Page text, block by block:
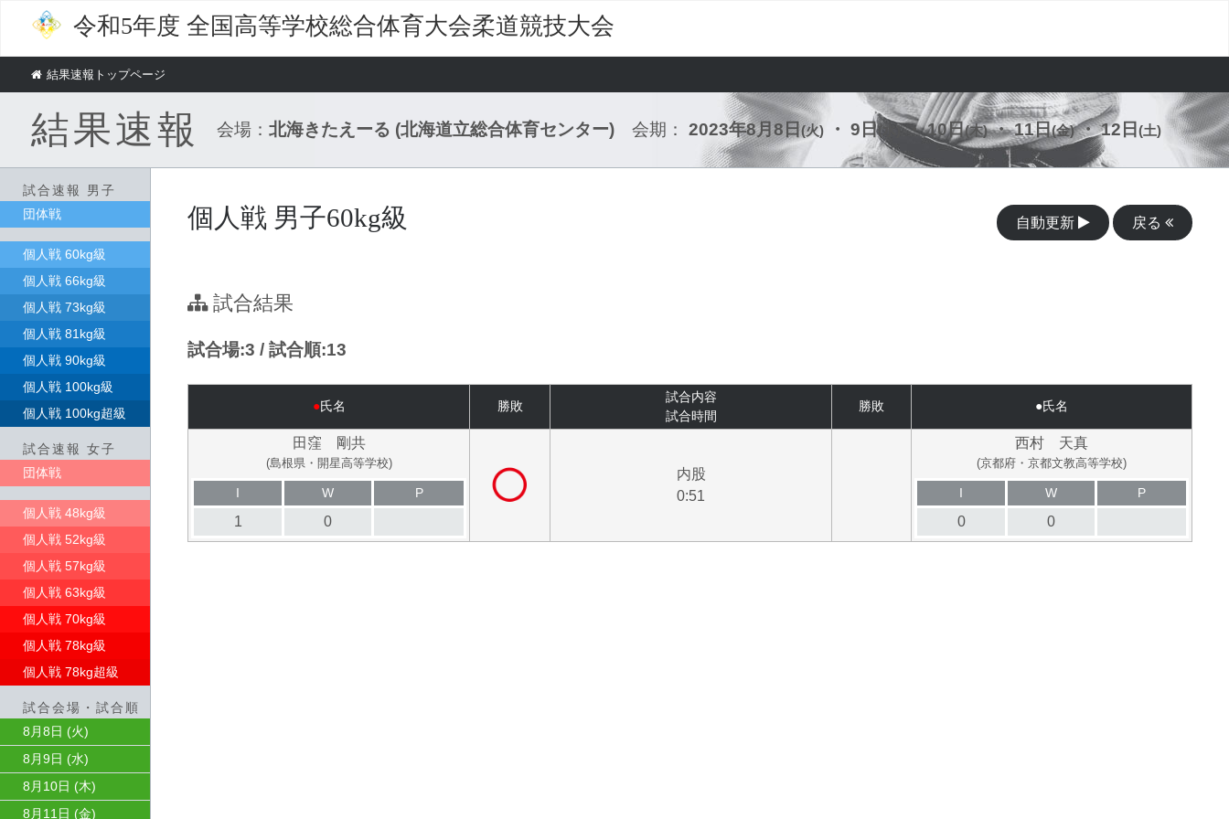
令和5年度 全国高等学校総合体育大会柔道競技大会
結果速報トップページ
結果速報 会場： 北海きたえーる (北海道立総合体育センター) 会期： 2023年8月8日(火)・ 9日(水)・ 10日(木)・ 11日(金)・ 12日 (土)
試合速報 男子
団体戦
個人戦 60kg級
個人戦 66kg級
個人戦 73kg級
個人戦 81kg級
個人戦 90kg級
個人戦 100kg級
個人戦 100kg超級
試合速報 女子
団体戦
個人戦 48kg級
個人戦 52kg級
個人戦 57kg級
個人戦 63kg級
個人戦 70kg級
個人戦 78kg級
個人戦 78kg超級
試合会場・試合順
8月8日 (火)
8月9日 (水)
8月10日 (木)
8月11日 (金)
個人戦 男子60kg級 自動更新 戻る
試合結果
試合場:3 / 試合順:13
●氏名 勝敗
試合内容
試合時間
勝敗 ●氏名
田窪 剛共
(島根県・開星高等学校)
I W P
1 0
内股
0:51
西村 天真
(京都府・京都文教高等学校)
I W P
0 0